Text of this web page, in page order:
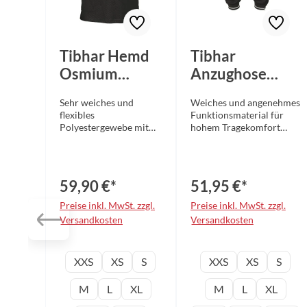
Tibhar Hemd
Osmium
Sehr weiches und
flexibles
Polyestergewebe mit
Tragegefühl Kleiner
Stehkragen mit
praktischem
Reißverschluss
Schweißabsorptionsba
nd im Nackenbereich
Ergonomischer Schnitt
mit Seitenschlitz
Dezentes Printdesign
59,90 €*
Preise inkl. MwSt. zzgl.
Versandkosten
Konfektionsgröße auswählen
XXS XS S
M L XL
Tibhar
Anzughose
schwarz
Weiches und angenehmes
Funktionsmaterial für
hohem Tragekomfort
Strukturen
Eingearbeitetes
Schweißabsorptionsband
im Nackenbereich Zwei
Reißverschluss jeweils an
Jacke und Hose
Elastischer Hosenbund
mit Ziehkordel
Beinabschluss mit
51,95 €*
Preise inkl. MwSt. zzgl.
Versandkosten
XXS XS S
M L XL